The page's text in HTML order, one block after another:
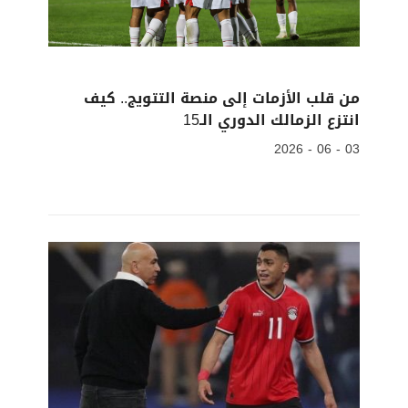
من قلب الأزمات إلى منصة التتويج.. كيف
انتزع الزمالك الدوري الـ15
03 - 06 - 2026